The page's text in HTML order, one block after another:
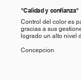
"Calidad y confianza"
Control del color es
gracias a sus
logrado un alto nivel
Concepcion